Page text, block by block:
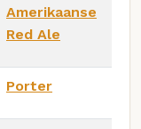
Amerikaanse
Red Ale
Porter